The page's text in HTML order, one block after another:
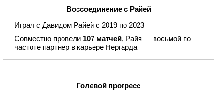
Воссоединение с Райей
Играл с Давидом Райей с 2019 по 2023
Совместно провели 107 матчей, Райя — восьмой по
частоте партнёр в карьере Нёргарда
Голевой прогресс